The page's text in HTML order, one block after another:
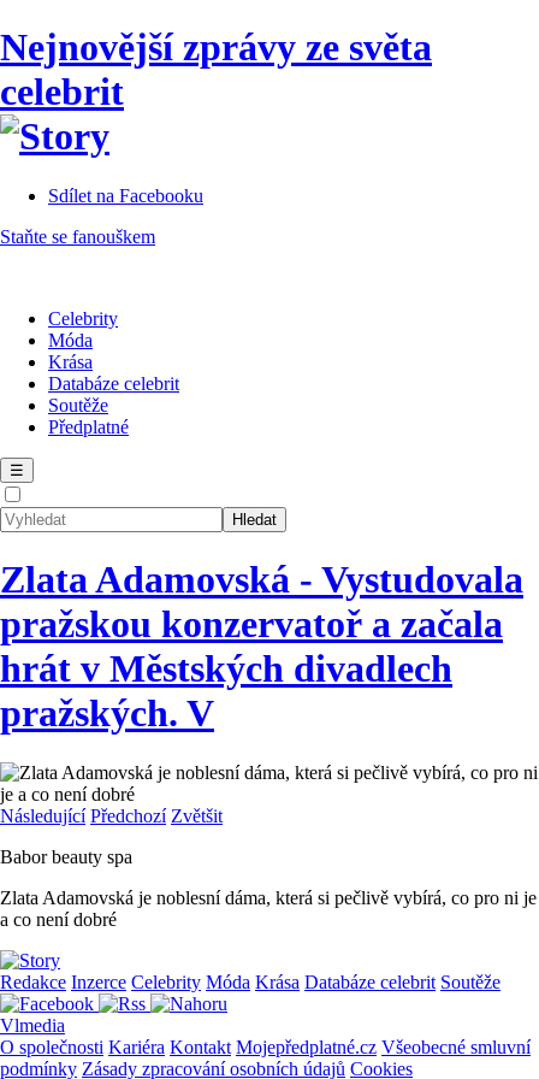
Nejnovější zprávy ze světa
celebrit
Sdílet na Facebooku
Staňte se fanouškem
Celebrity
Móda
Krása
Databáze celebrit
Soutěže
Předplatné
☰
Zlata Adamovská - Vystudovala
pražskou konzervatoř a začala
hrát v Městských divadlech
pražských. V
Následující Předchozí Zvětšit
Babor beauty spa
Zlata Adamovská je noblesní dáma, která si pečlivě vybírá, co pro ni je
a co není dobré
Redakce Inzerce Celebrity Móda Krása Databáze celebrit Soutěže
Vlmedia
O společnosti Kariéra Kontakt Mojepředplatné.cz Všeobecné smluvní
podmínky Zásady zpracování osobních údajů Cookies